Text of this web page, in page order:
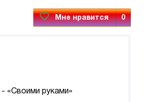
Мне нравится 0
«Своими руками»